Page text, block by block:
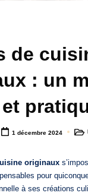
de
: un
1 décembre 2024
originaux
pour
à ses créations